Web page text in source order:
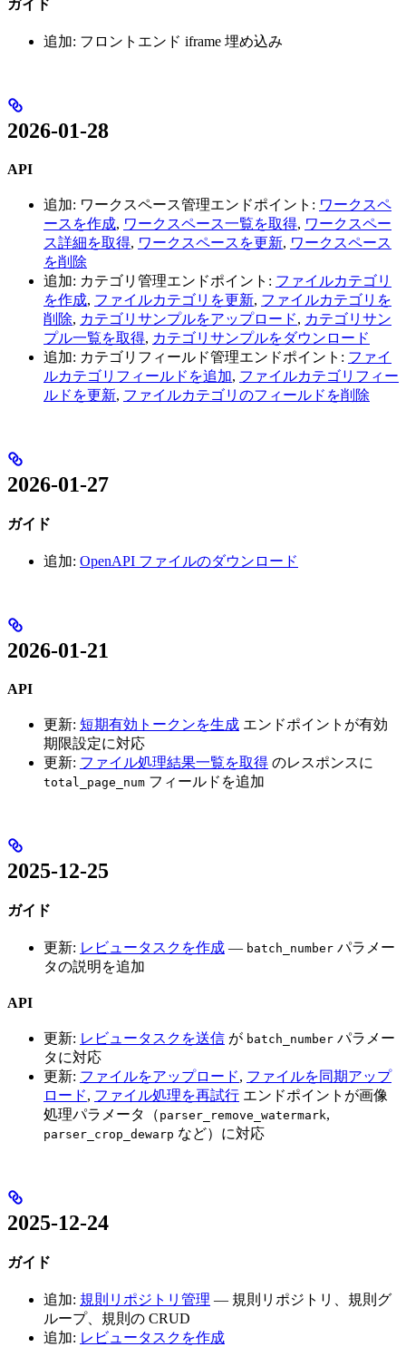
ガイド
追加: フロントエンド iframe 埋め込み
2026-01-28
API
追加: ワークスペース管理エンドポイント: ワークスペ
ースを作成, ワークスペース一覧を取得, ワークスペー
ス詳細を取得, ワークスペースを更新, ワークスペース
を削除
追加: カテゴリ管理エンドポイント: ファイルカテゴリ
を作成, ファイルカテゴリを更新, ファイルカテゴリを
削除, カテゴリサンプルをアップロード, カテゴリサン
プル一覧を取得, カテゴリサンプルをダウンロード
追加: カテゴリフィールド管理エンドポイント: ファイ
ルカテゴリフィールドを追加, ファイルカテゴリフィー
ルドを更新, ファイルカテゴリのフィールドを削除
2026-01-27
ガイド
追加: OpenAPI ファイルのダウンロード
2026-01-21
API
更新: 短期有効トークンを生成 エンドポイントが有効
期限設定に対応
更新: ファイル処理結果一覧を取得 のレスポンスに
total_page_num フィールドを追加
2025-12-25
ガイド
更新: レビュータスクを作成 — batch_number パラメー
タの説明を追加
API
更新: レビュータスクを送信 が batch_number パラメー
タに対応
更新: ファイルをアップロード, ファイルを同期アップ
ロード, ファイル処理を再試行 エンドポイントが画像
処理パラメータ（ parser_remove_watermark,
parser_crop_dewarp など）に対応
2025-12-24
ガイド
追加: 規則リポジトリ管理 — 規則リポジトリ、規則グ
ループ、規則の CRUD
追加: レビュータスクを作成